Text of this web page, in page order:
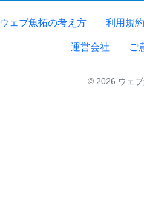
ウェブ魚拓の考え方 利用規約
運営会社 ご
© 2026 ウェ